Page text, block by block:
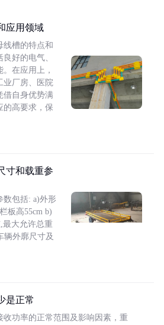
应用领域
线槽的特点和
好的电气、
在应用上，
业厂房、医院
借自身优势满
的高要求，保
寸和载重参
数包括: a)外形
板高55cm b)
最大允许总重
辆外廓尺寸及
是正常
收功率的正常范围及影响因素，重